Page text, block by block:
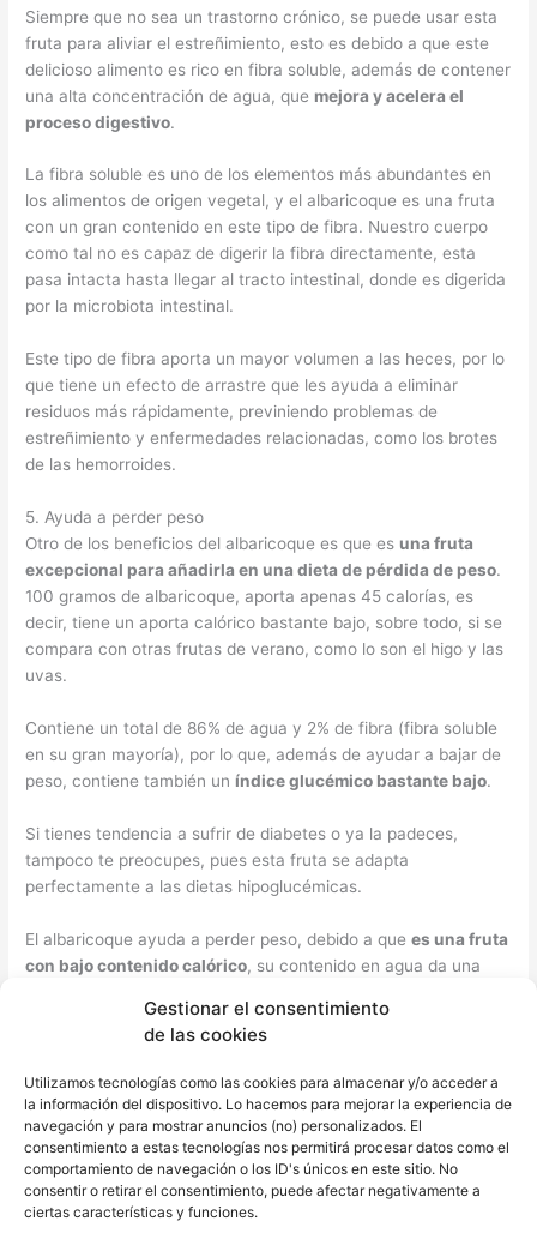
Gestionar el consentimiento
de las cookies
Utilizamos tecnologías como las cookies para almacenar y/o acceder a
la información del dispositivo. Lo hacemos para mejorar la experiencia de
navegación y para mostrar anuncios (no) personalizados. El
consentimiento a estas tecnologías nos permitirá procesar datos como el
comportamiento de navegación o los ID's únicos en este sitio. No
consentir o retirar el consentimiento, puede afectar negativamente a
ciertas características y funciones.
Siempre que no sea un trastorno crónico, se puede usar esta
fruta para aliviar el estreñimiento, esto es debido a que este
delicioso alimento es rico en fibra soluble, además de contener
una alta concentración de agua, que mejora y acelera el
proceso digestivo.
La fibra soluble es uno de los elementos más abundantes en
los alimentos de origen vegetal, y el albaricoque es una fruta
con un gran contenido en este tipo de fibra. Nuestro cuerpo
como tal no es capaz de digerir la fibra directamente, esta
pasa intacta hasta llegar al tracto intestinal, donde es digerida
por la microbiota intestinal.
Este tipo de fibra aporta un mayor volumen a las heces, por lo
que tiene un efecto de arrastre que les ayuda a eliminar
residuos más rápidamente, previniendo problemas de
estreñimiento y enfermedades relacionadas, como los brotes
de las hemorroides.
5. Ayuda a perder peso
Otro de los beneficios del albaricoque es que es una fruta
excepcional para añadirla en una dieta de pérdida de peso.
100 gramos de albaricoque, aporta apenas 45 calorías, es
decir, tiene un aporta calórico bastante bajo, sobre todo, si se
compara con otras frutas de verano, como lo son el higo y las
uvas.
Contiene un total de 86% de agua y 2% de fibra (fibra soluble
en su gran mayoría), por lo que, además de ayudar a bajar de
peso, contiene también un índice glucémico bastante bajo.
Si tienes tendencia a sufrir de diabetes o ya la padeces,
tampoco te preocupes, pues esta fruta se adapta
perfectamente a las dietas hipoglucémicas.
El albaricoque ayuda a perder peso, debido a quees una fruta
con bajo contenido calórico, su contenido en agua da una
acción de los azúcares en el metabolismo.
El albaricoque o damasco, como también es conocido es
muchos países, es una fruta con un estupendo aporte de
betacaroteno, un nutriente quemejora la visión nocturna,
contribuye a mejorar la salud ocular y previene las
condiciones asociadas al envejecimiento visual, como la